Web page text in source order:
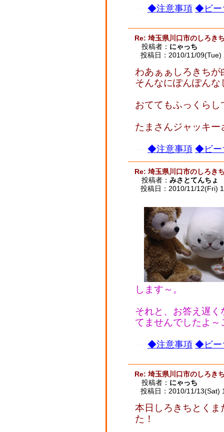
◆注意事項 ◆ビー
Re: 埼玉県川口市のしろき
投稿者： にゃっち
投稿日：2010/11/
わあぁぁしろきちが
そんなにぽんぽん
おててもふっくらし
たまさんジャッキ
◆注意事項 ◆ビー
Re: 埼玉県川口市のしろき
投稿者： みさとてんちょ
投稿日：2010/11/12(Fri)
します～。
それと、お答え遅
てませんでしたよ～
◆注意事項 ◆ビー
Re: 埼玉県川口市のしろき
投稿者： にゃっち
投稿日：2010/11/13(Sat)
本日しろきちとく
た！